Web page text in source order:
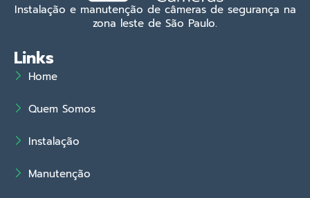
Instalação e manutenção de câmeras de segurança na
zona leste de São Paulo.
Links
Home
Quem Somos
Instalação
Manutenção